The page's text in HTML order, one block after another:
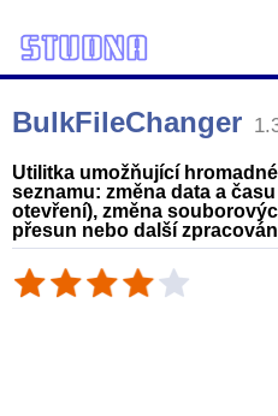
BulkFileChanger
Utilitka umožňující
seznamu: změna data a
otevření), změna
přesun nebo další